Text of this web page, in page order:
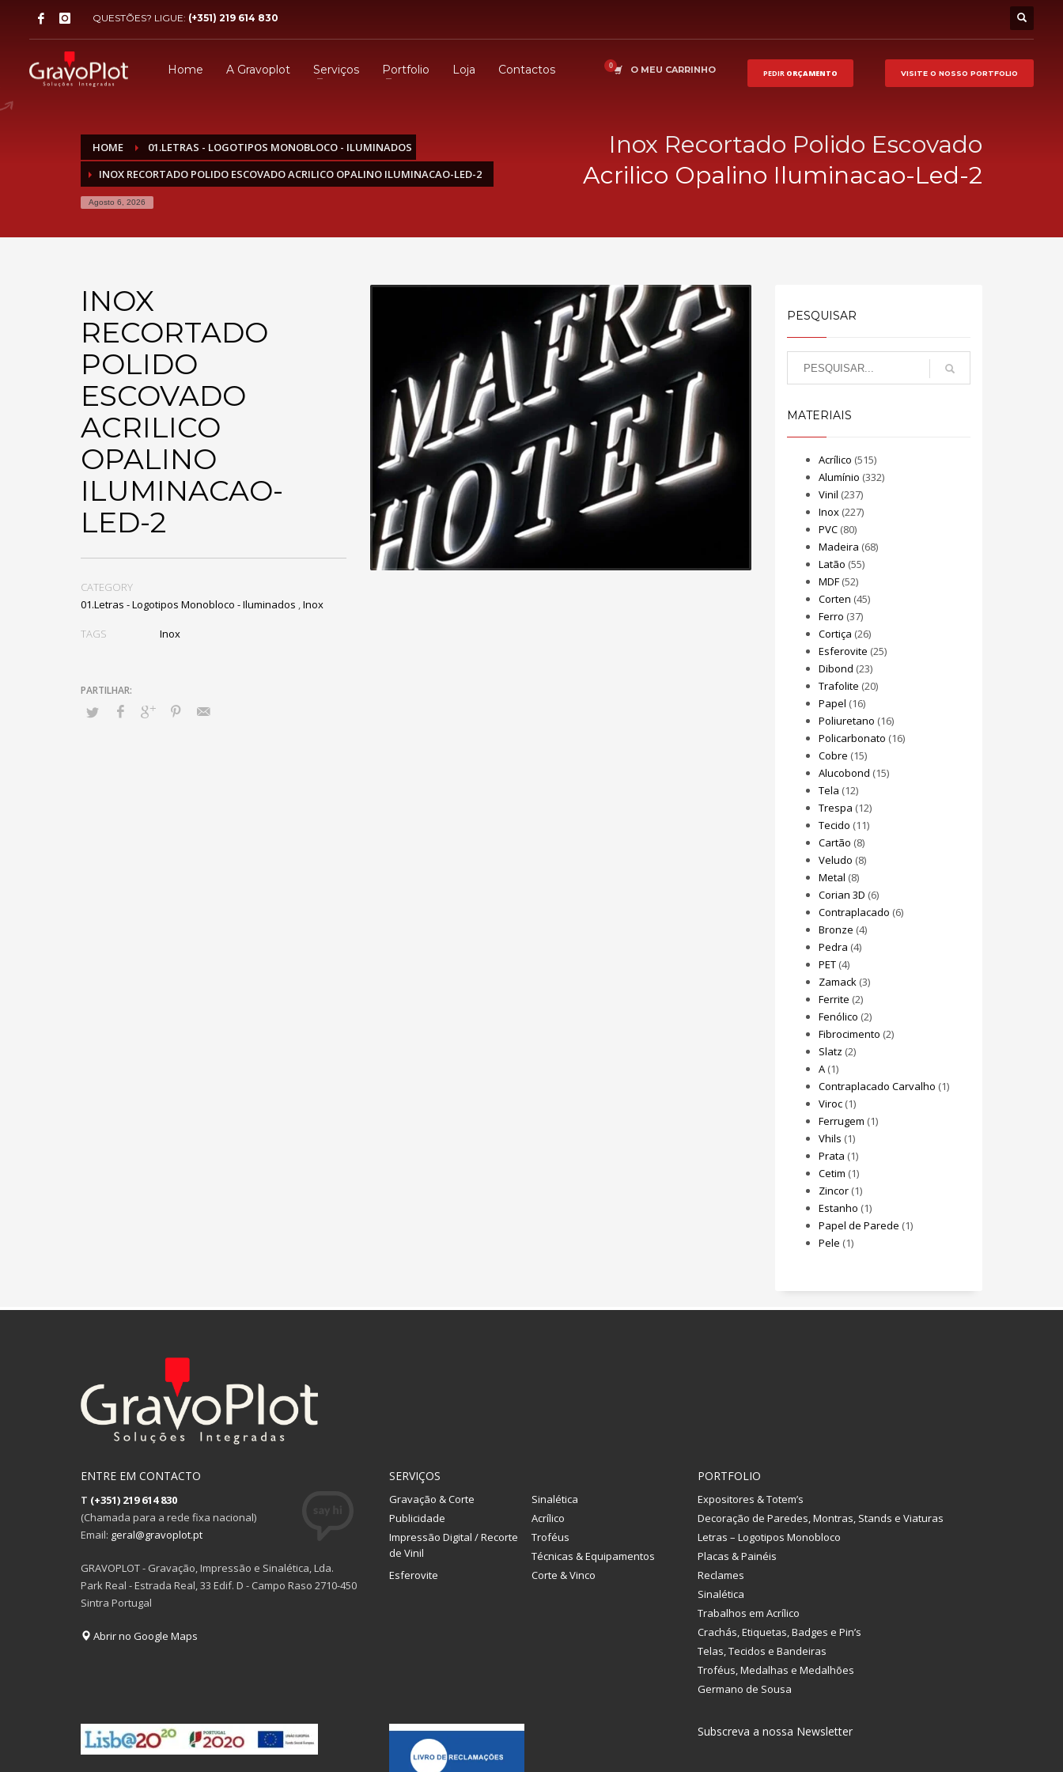
QUESTÕES? LIGUE: (+351) 219 614 830
Home A Gravoplot Serviços Portfolio Loja Contactos O MEU CARRINHO PEDIR ORÇAMENTO VISITE O NOSSO PORTFOLIO
HOME
01.LETRAS - LOGOTIPOS MONOBLOCO - ILUMINADOS
INOX RECORTADO POLIDO ESCOVADO ACRILICO OPALINO ILUMINACAO-LED-2
Agosto 6, 2026
Inox Recortado Polido Escovado
Acrilico Opalino Iluminacao-Led-2
INOX
RECORTADO
POLIDO
ESCOVADO
ACRILICO
OPALINO
ILUMINACAO-
LED-2
CATEGORY
01.Letras - Logotipos Monobloco - Iluminados ,Inox
TAGS Inox
PESQUISAR
MATERIAIS
Acrílico (515)
Alumínio (332)
Vinil (237)
Inox(227)
PVC(80)
Madeira (68)
Latão (55)
MDF(52)
Corten (45)
Ferro (37)
Cortiça (26)
Esferovite (25)
Dibond (23)
Trafolite (20)
Papel (16)
Poliuretano (16)
Policarbonato (16)
Cobre (15)
Alucobond (15)
Tela (12)
Trespa (12)
Tecido (11)
Cartão (8)
Veludo (8)
Metal (8)
Corian 3D (6)
Contraplacado (6)
Bronze (4)
Pedra (4)
PET(4)
Zamack(3)
Ferrite (2)
Fenólico (2)
Fibrocimento (2)
Slatz (2)
A(1)
Contraplacado Carvalho (1)
Viroc(1)
Ferrugem (1)
Vhils (1)
Prata (1)
Cetim (1)
Zincor(1)
Estanho (1)
Papel de Parede (1)
Pele (1)
ENTRE EM CONTACTO
T (+351) 219 614 830
(Chamada para a rede fixa nacional)
Email: geral@gravoplot.pt
GRAVOPLOT - Gravação, Impressão e Sinalética, Lda.
Park Real - Estrada Real, 33 Edif. D - Campo Raso 2710-450
Sintra Portugal
Abrir no Google Maps
SERVIÇOS
Gravação & Corte
Sinalética
Publicidade
Acrílico
Impressão Digital / Recorte
de Vinil
Troféus
Técnicas & Equipamentos
Esferovite
Corte & Vinco
PORTFOLIO
Expositores & Totem’s
Decoração de Paredes, Montras, Stands e Viaturas
Letras – Logotipos Monobloco
Placas & Painéis
Reclames
Sinalética
Trabalhos em Acrílico
Crachás, Etiquetas, Badges e Pin’s
Telas, Tecidos e Bandeiras
Troféus, Medalhas e Medalhões
Germano de Sousa
Subscreva a nossa Newsletter